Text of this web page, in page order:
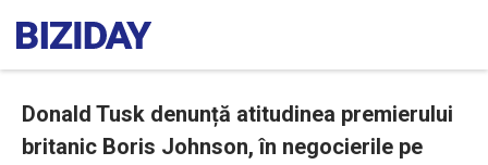
Donald Tusk denunță atitudinea premierului
britanic Boris Johnson, în negocierile pe